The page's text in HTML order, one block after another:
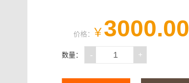
价格：￥3000.00
数量： - +